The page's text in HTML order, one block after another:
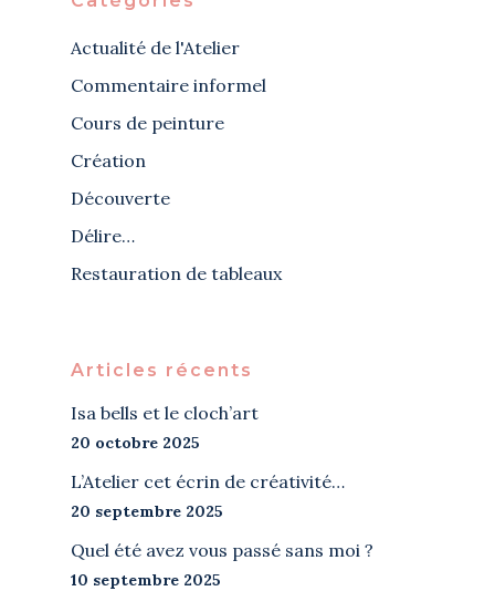
Actualité de l'Atelier
Commentaire informel
Cours de peinture
Création
Découverte
Délire…
Restauration de tableaux
Articles récents
Isa bells et le cloch’art
20 octobre 2025
L’Atelier cet écrin de créativité…
20 septembre 2025
Quel été avez vous passé sans moi ?
10 septembre 2025